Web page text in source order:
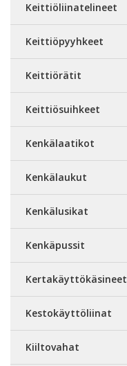
Keittiöliinatelineet
Keittiöpyyhkeet
Keittiörätit
Keittiösuihkeet
Kenkälaatikot
Kenkälaukut
Kenkälusikat
Kenkäpussit
Kertakäyttökäsineet
Kestokäyttöliinat
Kiiltovahat